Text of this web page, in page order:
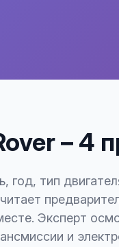
– 4
год, тип
Эксперт
и